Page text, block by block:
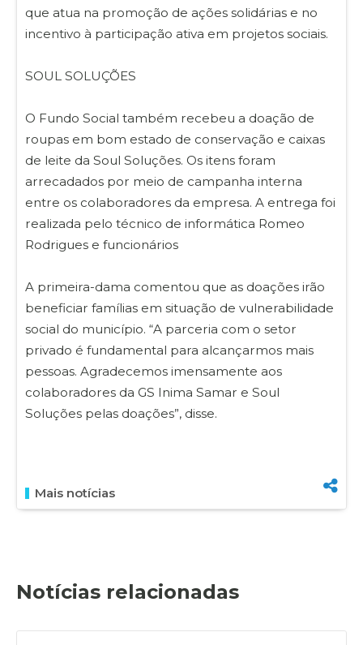
que atua na promoção de ações solidárias e no
incentivo à participação ativa em projetos sociais.
SOUL SOLUÇÕES
O Fundo Social também recebeu a doação de
roupas em bom estado de conservação e caixas
de leite da Soul Soluções. Os itens foram
arrecadados por meio de campanha interna
entre os colaboradores da empresa. A entrega foi
realizada pelo técnico de informática Romeo
Rodrigues e funcionários
A primeira-dama comentou que as doações irão
beneficiar famílias em situação de vulnerabilidade
social do município. “A parceria com o setor
privado é fundamental para alcançarmos mais
pessoas. Agradecemos imensamente aos
colaboradores da GS Inima Samar e Soul
Soluções pelas doações”, disse.
Mais notícias
Notícias relacionadas